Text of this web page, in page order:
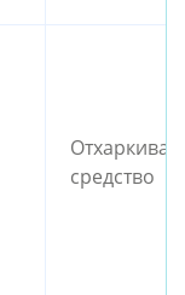
средство